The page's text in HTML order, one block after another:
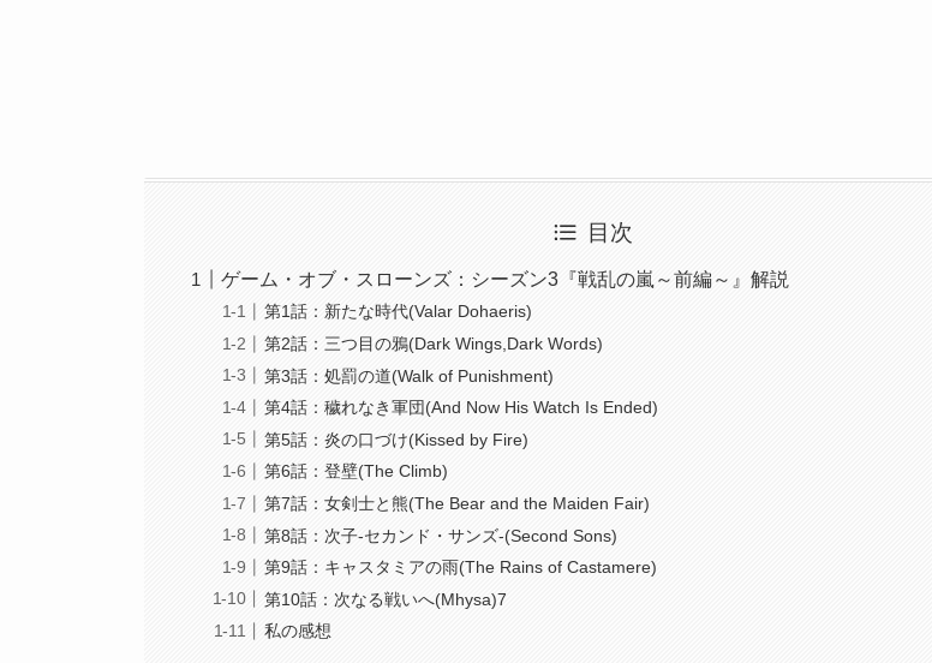
目次
ゲーム・オブ・スローンズ：シーズン3『戦乱の嵐～前編～』解説
第1話：新たな時代(Valar Dohaeris)
第2話：三つ目の鴉(Dark Wings,Dark Words)
第3話：処罰の道(Walk of Punishment)
第4話：穢れなき軍団(And Now His Watch Is Ended)
第5話：炎の口づけ(Kissed by Fire)
第6話：登壁(The Climb)
第7話：女剣士と熊(The Bear and the Maiden Fair)
第8話：次子-セカンド・サンズ-(Second Sons)
第9話：キャスタミアの雨(The Rains of Castamere)
第10話：次なる戦いへ(Mhysa)7
私の感想